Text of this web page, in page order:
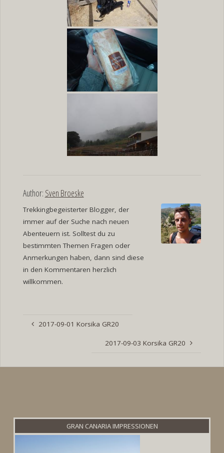
Author: Sven Broeske
Trekkingbegeisterter Blogger, der
immer auf der Suche nach neuen
Abenteuern ist. Solltest du zu
bestimmten Themen Fragen oder
Anmerkungen haben, dann sind diese
in den Kommentaren herzlich
willkommen.
2017-09-01 Korsika GR20
2017-09-03 Korsika GR20
GRAN CANARIA IMPRESSIONEN